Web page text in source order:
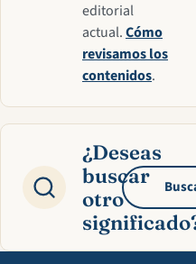
editorial
actual.Cómo
revisamos los
contenidos.
¿Deseas
buscar
otro